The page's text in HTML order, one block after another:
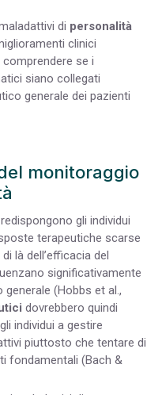
di personalità
clinici
se i
siano collegati
generale dei pazienti
monitoraggio
gli individui
terapeutiche scarse
là dell’efficacia del
significativamente
(Hobbs et al.,
dovrebbero quindi
individui a gestire
piuttosto che tentare di
fondamentali (Bach &